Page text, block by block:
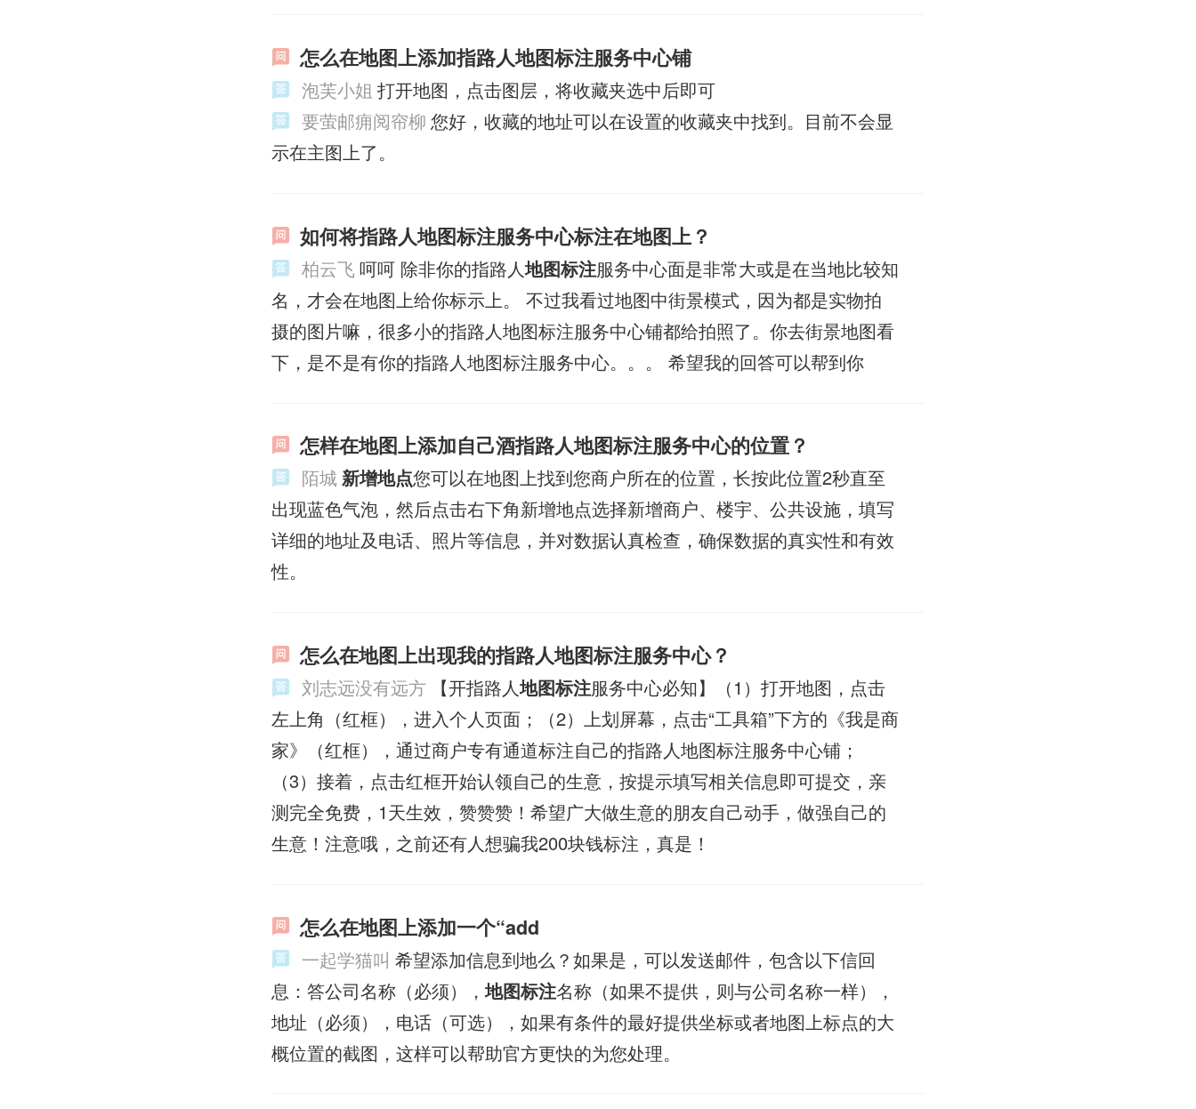
怎么在地图上添加指路人地图标注服务中心铺
泡芙小姐 打开地图，点击图层，将收藏夹选中后即可
要萤邮痈阅帘柳 您好，收藏的地址可以在设置的收藏夹中找到。目前不会显
示在主图上了。
如何将指路人地图标注服务中心标注在地图上？
柏云飞 呵呵 除非你的指路人地图标注服务中心面是非常大或是在当地比较知
名，才会在地图上给你标示上。 不过我看过地图中街景模式，因为都是实物拍
摄的图片嘛，很多小的指路人地图标注服务中心铺都给拍照了。你去街景地图看
下，是不是有你的指路人地图标注服务中心。。。 希望我的回答可以帮到你
怎样在地图上添加自己酒指路人地图标注服务中心的位置？
陌城 新增地点您可以在地图上找到您商户所在的位置，长按此位置2秒直至
出现蓝色气泡，然后点击右下角新增地点选择新增商户、楼宇、公共设施，填写
详细的地址及电话、照片等信息，并对数据认真检查，确保数据的真实性和有效
性。
怎么在地图上出现我的指路人地图标注服务中心？
刘志远没有远方 【开指路人地图标注服务中心必知】（1）打开地图，点击
左上角（红框），进入个人页面；（2）上划屏幕，点击“工具箱”下方的《我是商
家》（红框），通过商户专有通道标注自己的指路人地图标注服务中心铺；
（3）接着，点击红框开始认领自己的生意，按提示填写相关信息即可提交，亲
测完全免费，1天生效，赞赞赞！希望广大做生意的朋友自己动手，做强自己的
生意！注意哦，之前还有人想骗我200块钱标注，真是！
怎么在地图上添加一个“add
一起学猫叫 希望添加信息到地么？如果是，可以发送邮件，包含以下信回
息：答公司名称（必须），地图标注名称（如果不提供，则与公司名称一样），
地址（必须），电话（可选），如果有条件的最好提供坐标或者地图上标点的大
概位置的截图，这样可以帮助官方更快的为您处理。